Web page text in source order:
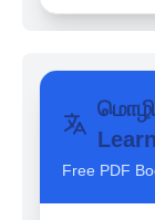
Free PDF